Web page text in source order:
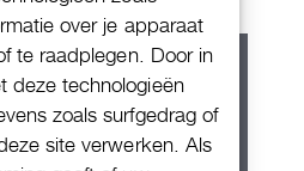
over je apparaat
te raadplegen. Door in
deze technologieën
zoals surfgedrag of
site verwerken. Als